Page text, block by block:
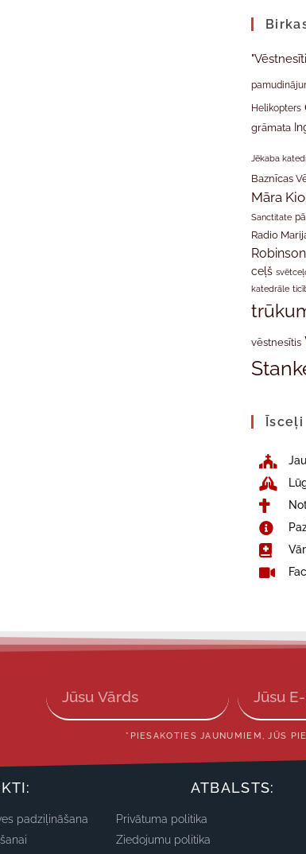
Helikopters
grāmata
Jēkaba
Baznīcas
Māra
Sanctitate
Radio
ceļš
katedrāle
vēstnesītis
Īsceļi
*PIESAKOTIES JAUNUMIEM, JŪS
padziļināšana
ATBALSTS:
Privātuma politika
Ziedojumu politika